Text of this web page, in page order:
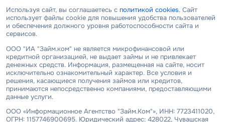
Используя сайт, вы соглашаетесь с политикой cookies. Сайт
использует файлы cookie для повышения удобства пользователей
и обеспечения должного уровня работоспособности сайта и
сервисов.
ООО "ИА "Займ.ком" не является микрофинансовой или
кредитной организацией, не выдает займы и не привлекает
денежных средств. Информация, размещенная на сайте, носит
исключительно ознакомительный характер. Все условия и
решения, касающиеся получения займов или кредитов,
принимаются непосредственно компаниями, предоставляющими
данные услуги.
ООО «Информационное Агентство "Займ.Ком"», ИНН: 7723411020,
ОГРН: 1157746900695. Юридический адрес: 428022, Чувашская